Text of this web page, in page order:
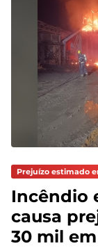
Prejuízo estimado
Incêndio
causa
30 mil